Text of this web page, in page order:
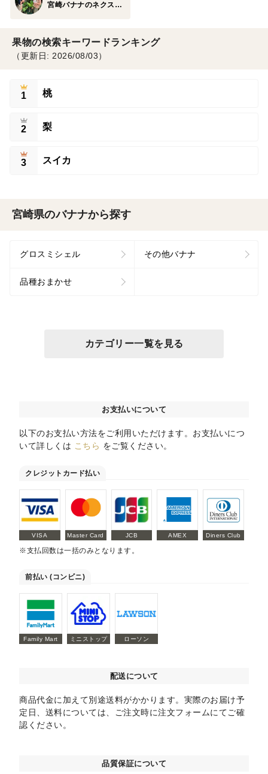
宮崎バナナのネクストファーム
果物の検索キーワードランキング
（更新日: 2026/08/03）
1 桃
2 梨
3 スイカ
宮崎県のバナナから探す
グロスミシェル その他バナナ
品種おまかせ
カテゴリー一覧を見る
お支払いについて
以下のお支払い方法をご利用いただけます。お支払いにつ
いて詳しくは こちら をご覧ください。
クレジットカード払い
VISA Master Card JCB AMEX Diners Club
※支払回数は一括のみとなります。
前払い (コンビニ)
Family Mart ミニストップ ローソン
配送について
商品代金に加えて別途送料がかかります。実際のお届け予
定日、送料については、ご注文時に注文フォームにてご確
認ください。
品質保証について